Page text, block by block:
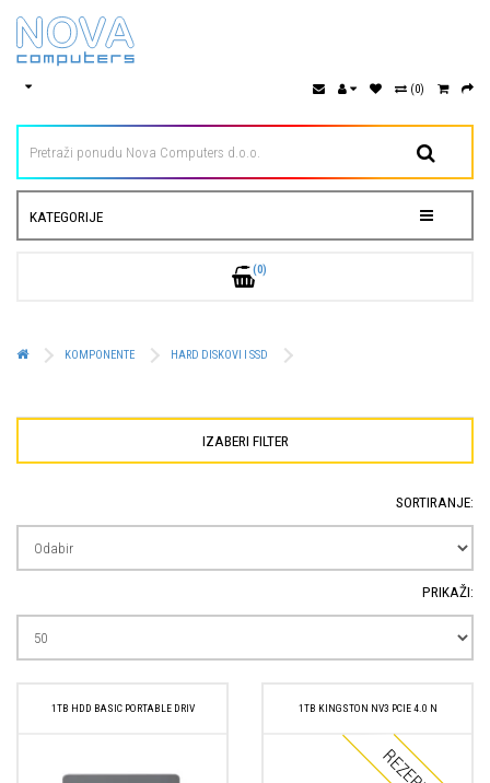
(0)
KATEGORIJE
(0)
KOMPONENTE HARD DISKOVI I SSD
IZABERI FILTER
SORTIRANJE:
PRIKAŽI:
1TB HDD BASIC PORTABLE DRIV 1TB KINGSTON NV3 PCIE 4.0 N